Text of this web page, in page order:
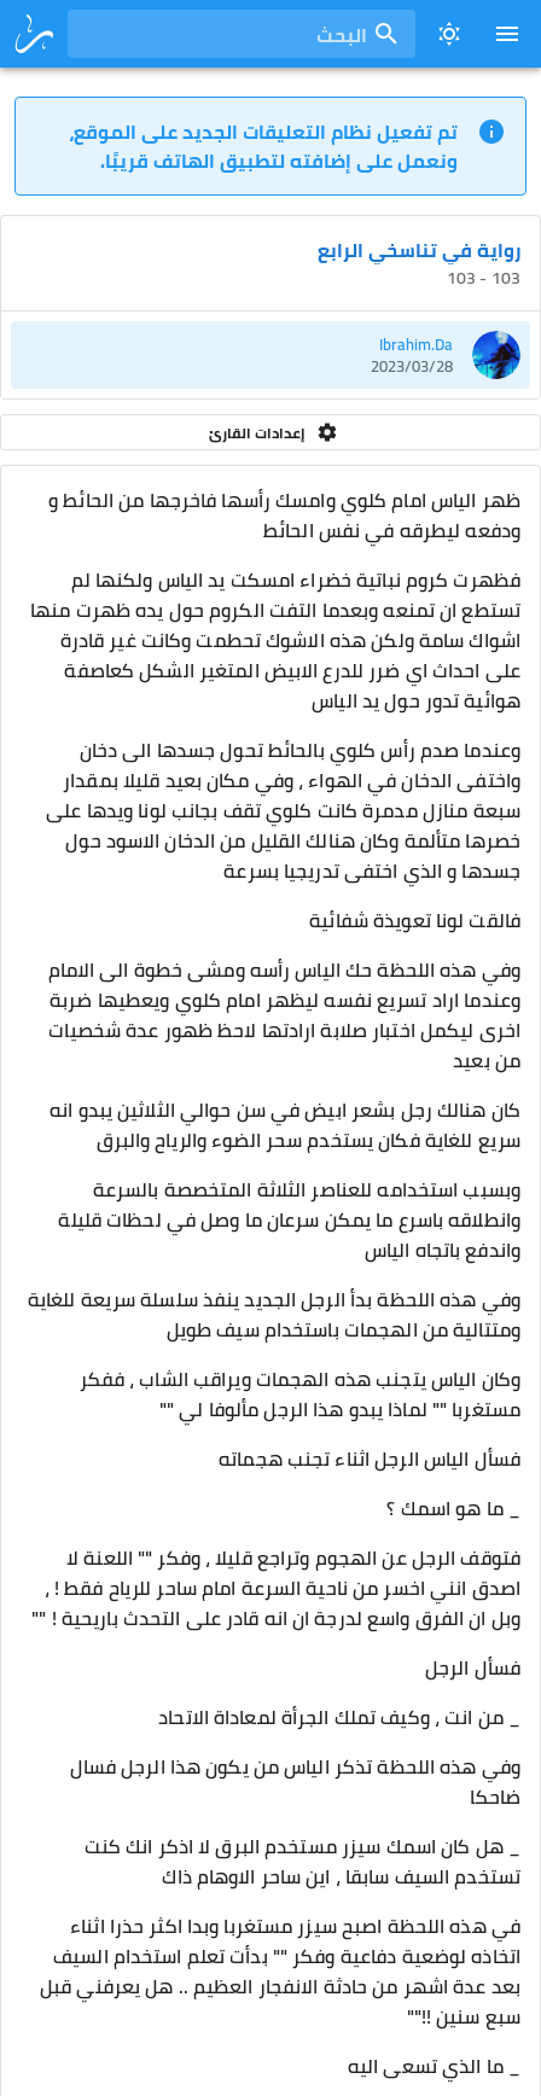
البحث
تم تفعيل نظام التعليقات الجديد على الموقع،
ونعمل على إضافته لتطبيق الهاتف قريبًا.
رواية في تناسخي الرابع
103 - 103
Ibrahim.Da
2023/03/28
إعدادات القارئ
ظهر الياس امام كلوي وامسك رأسها فاخرجها من الحائط و
ودفعه ليطرقه في نفس الحائط
فظهرت كروم نباتية خضراء امسكت يد الياس ولكنها لم
تستطع ان تمنعه وبعدما التفت الكروم حول يده ظهرت منها
اشواك سامة ولكن هذه الاشوك تحطمت وكانت غير قادرة
على احداث اي ضرر للدرع الابيض المتغير الشكل كعاصفة
هوائية تدور حول يد الياس
وعندما صدم رأس كلوي بالحائط تحول جسدها الى دخان
واختفى الدخان في الهواء ، وفي مكان بعيد قليلا بمقدار
سبعة منازل مدمرة كانت كلوي تقف بجانب لونا ويدها على
خصرها متألمة وكان هنالك القليل من الدخان الاسود حول
جسدها و الذي اختفى تدريجيا بسرعة
فالقت لونا تعويذة شفائية
وفي هذه اللحظة حك الياس رأسه ومشى خطوة الى الامام
وعندما اراد تسريع نفسه ليظهر امام كلوي ويعطيها ضربة
اخرى ليكمل اختبار صلابة ارادتها لاحظ ظهور عدة شخصيات
من بعيد
كان هنالك رجل بشعر ابيض في سن حوالي الثلاثين يبدو انه
سريع للغاية فكان يستخدم سحر الضوء والرياح والبرق
وبسبب استخدامه للعناصر الثلاثة المتخصصة بالسرعة
وانطلاقه باسرع ما يمكن سرعان ما وصل في لحظات قليلة
واندفع باتجاه الياس
وفي هذه اللحظة بدأ الرجل الجديد ينفذ سلسلة سريعة للغاية
ومتتالية من الهجمات باستخدام سيف طويل
وكان الياس يتجنب هذه الهجمات ويراقب الشاب ، ففكر
مستغربا "" لماذا يبدو هذا الرجل مألوفا لي ""
فسأل الياس الرجل اثناء تجنب هجماته
_ ما هو اسمك ؟
فتوقف الرجل عن الهجوم وتراجع قليلا ، وفكر "" اللعنة لا
اصدق انني اخسر من ناحية السرعة امام ساحر للرياح فقط ! ،
وبل ان الفرق واسع لدرجة ان انه قادر على التحدث باريحية ! ""
فسأل الرجل
_ من انت ، وكيف تملك الجرأة لمعاداة الاتحاد
وفي هذه اللحظة تذكر الياس من يكون هذا الرجل فسال
ضاحكا
_ هل كان اسمك سيزر مستخدم البرق لا اذكر انك كنت
تستخدم السيف سابقا ، اين ساحر الاوهام ذاك
في هذه اللحظة اصبح سيزر مستغربا وبدا اكثر حذرا اثناء
اتخاذه لوضعية دفاعية وفكر "" بدأت تعلم استخدام السيف
بعد عدة اشهر من حادثة الانفجار العظيم .. هل يعرفني قبل
سبع سنين !!""
_ ما الذي تسعى اليه